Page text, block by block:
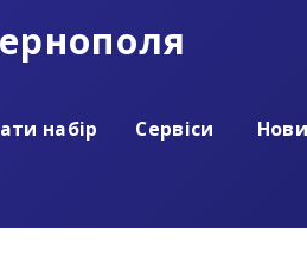
набір Сервіси